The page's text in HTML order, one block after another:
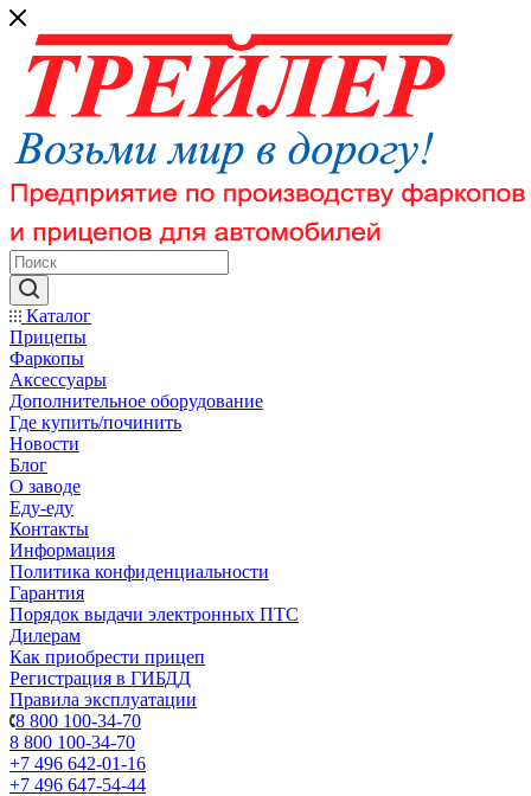
Каталог
Прицепы
Фаркопы
Аксессуары
Дополнительное оборудование
Где купить/починить
Новости
Блог
О заводе
Еду-еду
Контакты
Информация
Политика конфиденциальности
Гарантия
Порядок выдачи электронных ПТС
Дилерам
Как приобрести прицеп
Регистрация в ГИБДД
Правила эксплуатации
8 800 100-34-70
8 800 100-34-70
+7 496 642-01-16
+7 496 647-54-44